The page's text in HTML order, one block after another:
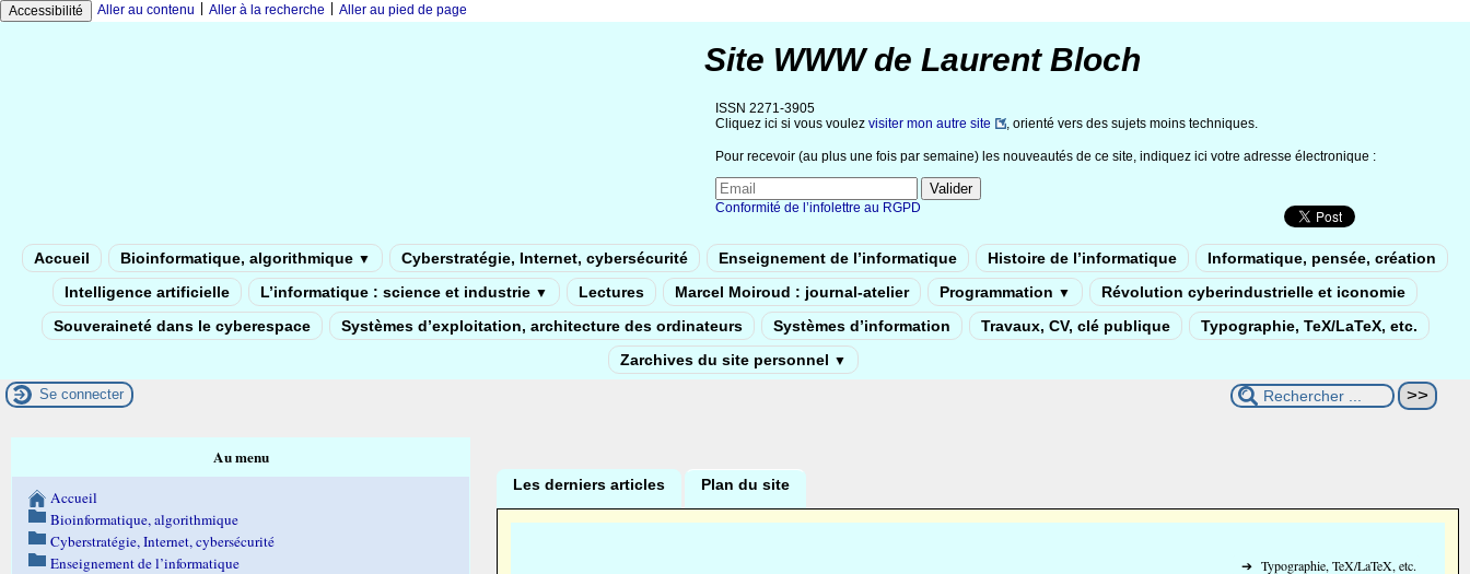
Accessibilité Aller au contenu Aller à la recherche Aller au pied de page
Site WWW de Laurent Bloch
ISSN 2271-3905
Cliquez ici si vous voulez visiter mon autre site , orienté vers des sujets moins techniques.
Pour recevoir (au plus une fois par semaine) les nouveautés de ce site, indiquez ici votre adresse électronique :
Conformité de l’infolettre au RGPD
Accueil Bioinformatique, algorithmique ▼ Cyberstratégie, Internet, cybersécurité Enseignement de l’informatique Histoire de l’informatique
Informatique, pensée, création
Intelligence artificielle
L’informatique : science et industrie ▼ Lectures Marcel Moiroud : journal-atelier Programmation ▼
Révolution cyberindustrielle et iconomie
Souveraineté dans le cyberespace
Systèmes d’exploitation, architecture des ordinateurs Systèmes d’information Travaux, CV, clé publique
Typographie, TeX/LaTeX, etc.
Zarchives du site personnel ▼
Se connecter
Les derniers articles Plan du site
➔ Typographie, TeX/LaTeX, etc.
Au menu
Accueil
Bioinformatique, algorithmique
Cyberstratégie, Internet, cybersécurité
Enseignement de l’informatique